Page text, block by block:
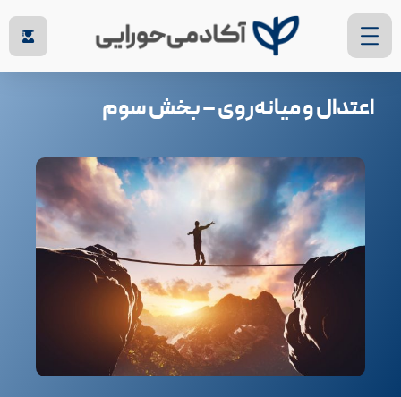
اعتدال و میانه‌روی – بخش سوم